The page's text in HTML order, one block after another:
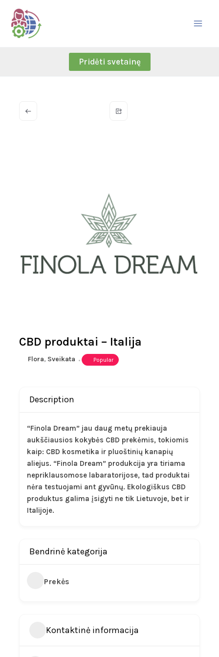
Skip
content
Pridėti svetainę
CBD produktai – Italija
Flora, Sveikata Popular
Description
“Finola Dream” jau daug metų prekiauja
aukščiausios kokybės CBD prekėmis, tokiomis
kaip: CBD kosmetika ir pluoštinių kanapių
aliejus. “Finola Dream” produkcija yra tiriama
nepriklausomose labaratorijose, tad produktai
nėra testuojami ant gyvūnų. Ekologiškus CBD
produktus galima įsigyti ne tik Lietuvoje, bet ir
Italijoje.
Bendrinė kategorija
Prekės
Kontaktinė informacija